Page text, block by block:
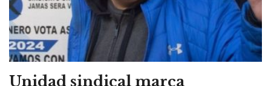
Unidad sindical marca